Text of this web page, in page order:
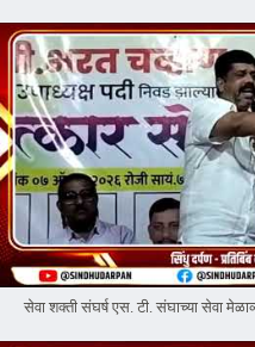
सेवा शक्ती संघर्ष एस. टी. संघाच्या सेवा